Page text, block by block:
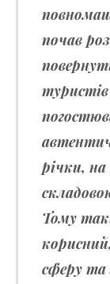
почав
туристів
річки,
Тому
сферу та